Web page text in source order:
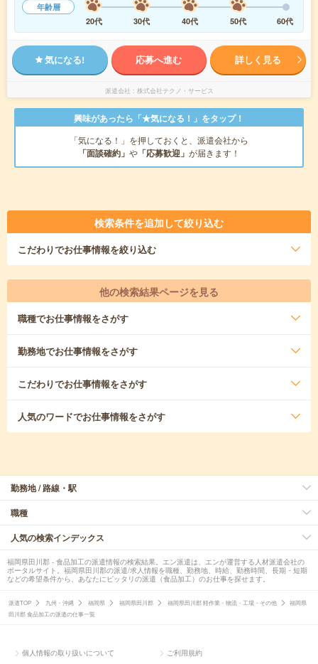
年齢層
20代
30代 40代 50代 60代
気になる! 応募へ進む 詳しく見る
派遣会社 株式会社テクノ・サービス
興味があったら「★気になる！」をタップ！
「気になる！」を押しておくと、派遣会社から
「面談確約」 や 「応募歓迎」 が届きます！
検索条件を追加して絞り込む
こだわりでお仕事情報を絞り込む
他の検索結果ページを見る
職種でお仕事情報をさがす
勤務地でお仕事情報をさがす
こだわりでお仕事情報をさがす
人気のワードでお仕事情報をさがす
勤務地 / 路線・駅
職種
人気の検索インデックス
福岡県田川郡 - 食品加工の派遣情報の検索結果。エン派遣は、エンが運営する人材派遣会社の
ポータルサイト。福岡県田川郡の派遣/求人情報を職種、勤務地、時給、勤務時間、長期・短期
などの希望条件から、あなたにピッタリの派遣（食品加工）のお仕事を探せます。
派遣TOP 九州・沖縄 福岡県 福岡県田川郡 福岡県田川郡 軽作業・物流・工場・その他
福岡県
田川郡 食品加工の派遣の仕事一覧
個人情報の取り扱いについて ご利用規約